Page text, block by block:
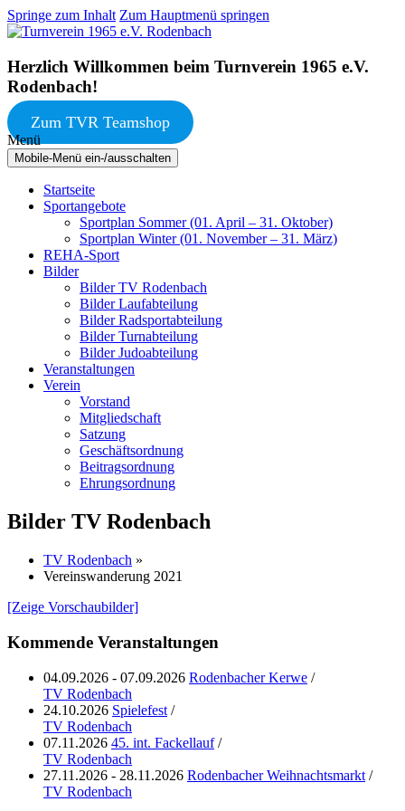
Springe zum Inhalt Zum Hauptmenü springen
Herzlich Willkommen beim Turnverein 1965 e.V.
Rodenbach!
Zum TVR Teamshop
Menü
Mobile-Menü ein-/ausschalten
Startseite
Sportangebote
Sportplan Sommer (01. April – 31. Oktober)
Sportplan Winter (01. November – 31. März)
REHA-Sport
Bilder
Bilder TV Rodenbach
Bilder Laufabteilung
Bilder Radsportabteilung
Bilder Turnabteilung
Bilder Judoabteilung
Veranstaltungen
Verein
Vorstand
Mitgliedschaft
Satzung
Geschäftsordnung
Beitragsordnung
Ehrungsordnung
Bilder TV Rodenbach
TV Rodenbach »
Vereinswanderung 2021
[Zeige Vorschaubilder]
Kommende Veranstaltungen
04.09.2026 - 07.09.2026 Rodenbacher Kerwe /
TV Rodenbach
24.10.2026 Spielefest /
TV Rodenbach
07.11.2026 45. int. Fackellauf/
TV Rodenbach
27.11.2026 - 28.11.2026 Rodenbacher Weihnachtsmarkt /
TV Rodenbach